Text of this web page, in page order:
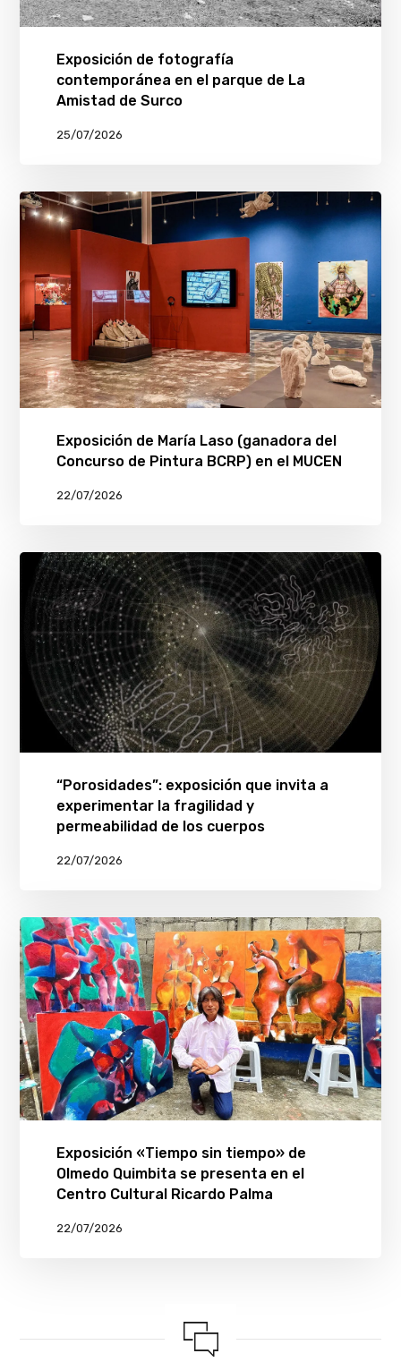
Exposición de fotografía
contemporánea en el parque de La
Amistad de Surco
25/07/2026
Exposición de María Laso (ganadora del
Concurso de Pintura BCRP) en el MUCEN
22/07/2026
“Porosidades”: exposición que invita a
experimentar la fragilidad y
permeabilidad de los cuerpos
22/07/2026
Exposición «Tiempo sin tiempo» de
Olmedo Quimbita se presenta en el
Centro Cultural Ricardo Palma
22/07/2026